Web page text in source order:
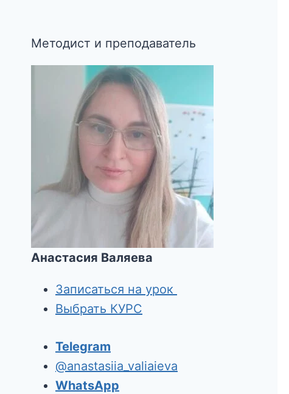
Методист и преподаватель
Анастасия Валяева
Записаться на урок
Выбрать КУРС
Telegram
@anastasiia_valiaieva
WhatsApp